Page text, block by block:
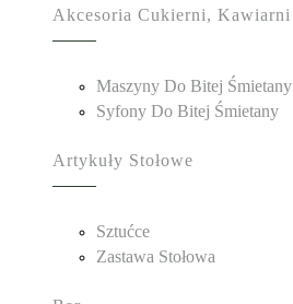
Akcesoria Cukierni, Kawiarni
Maszyny Do Bitej Śmietany
Syfony Do Bitej Śmietany
Artykuły Stołowe
Sztućce
Zastawa Stołowa